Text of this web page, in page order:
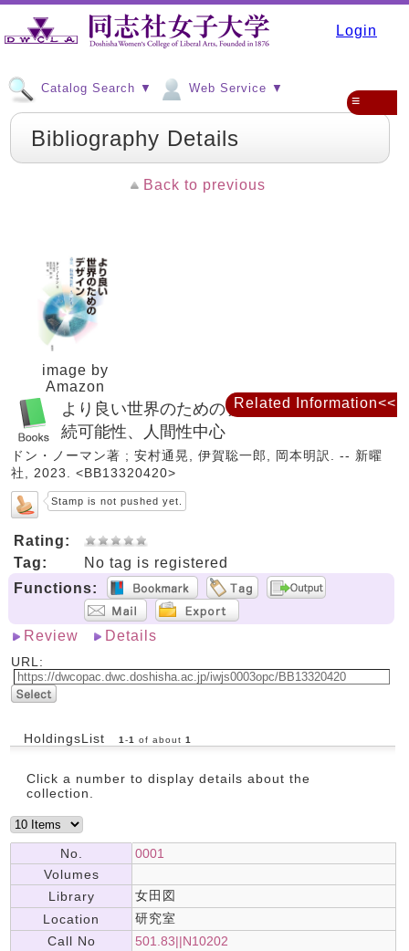
Login
Catalog Search ▼ Web Service ▼
≡
Bibliography Details
Back to previous
image by
Amazon
より良い世界のためのデザイン : 意味、持
続可能性、人間性中心
ドン・ノーマン著 ; 安村通晃, 伊賀聡一郎, 岡本明訳. -- 新曜
社, 2023. <BB13320420>
Stamp is not pushed yet.
Rating:
Tag:
No tag is registered
Functions:
Review Details
URL:
HoldingsList 1 -1 of about 1
Click a number to display details about the
collection.
No.
0001
Volumes
Library
女田図
Location
研究室
Call No
501.83||N10202
Related Information<<